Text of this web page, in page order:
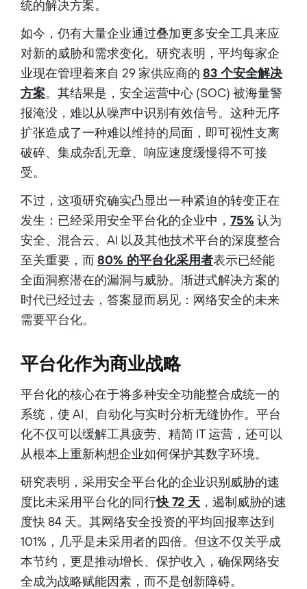
统的解决方案。
如今，仍有大量企业通过叠加更多安全工具来应
对新的威胁和需求变化。研究表明，平均每家企
业现在管理着来自 29 家供应商的 83 个安全解决
方案。其结果是，安全运营中心 (SOC) 被海量警
报淹没，难以从噪声中识别有效信号。这种无序
扩张造成了一种难以维持的局面，即可视性支离
破碎、集成杂乱无章、响应速度缓慢得不可接
受。
不过，这项研究确实凸显出一种紧迫的转变正在
发生：已经采用安全平台化的企业中， 75% 认为
安全、混合云、AI 以及其他技术平台的深度整合
至关重要，而 80% 的平台化采用者表示已经能
全面洞察潜在的漏洞与威胁。渐进式解决方案的
时代已经过去，答案显而易见：网络安全的未来
需要平台化。
平台化作为商业战略
平台化的核心在于将多种安全功能整合成统一的
系统，使 AI、自动化与实时分析无缝协作。平台
化不仅可以缓解工具疲劳、精简 IT 运营，还可以
从根本上重新构想企业如何保护其数字环境。
研究表明，采用安全平台化的企业识别威胁的速
度比未采用平台化的同行快 72 天 ，遏制威胁的速
度快 84 天。其网络安全投资的平均回报率达到
101%，几乎是未采用者的四倍。但这不仅关乎成
本节约，更是推动增长、保护收入，确保网络安
全成为战略赋能因素，而不是创新障碍。